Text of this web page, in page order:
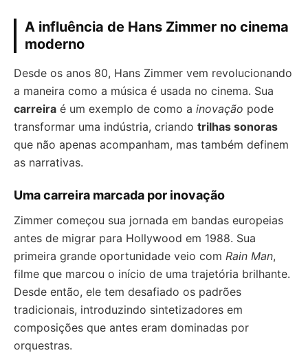
A influência de Hans Zimmer no cinema
moderno
Desde os anos 80, Hans Zimmer vem revolucionando
a maneira como a música é usada no cinema. Sua
carreira é um exemplo de como a inovação pode
transformar uma indústria, criando trilhas sonoras
que não apenas acompanham, mas também definem
as narrativas.
Uma carreira marcada por inovação
Zimmer começou sua jornada em bandas europeias
antes de migrar para Hollywood em 1988. Sua
primeira grande oportunidade veio com Rain Man,
filme que marcou o início de uma trajetória brilhante.
Desde então, ele tem desafiado os padrões
tradicionais, introduzindo sintetizadores em
composições que antes eram dominadas por
orquestras.